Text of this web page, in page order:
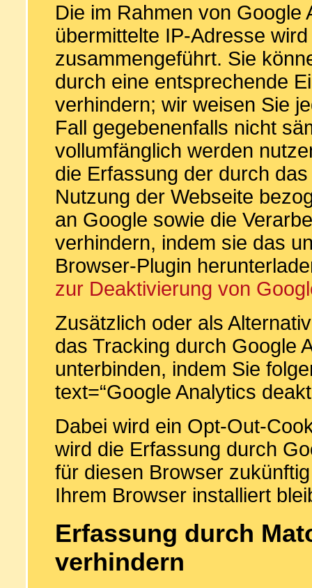
Die im Rahmen von
übermittelte IP-Adresse
zusammengeführt. Sie
durch eine entsprechende
verhindern; wir weisen Sie
Fall gegebenenfalls nicht
vollumfänglich werden
die Erfassung der durch
Nutzung der Webseite
an Google sowie die
verhindern, indem sie das
Browser-Plugin
zur Deaktivierung von
Zusätzlich oder als
das Tracking durch Google
unterbinden, indem Sie
text=“Google Analytics
Dabei wird ein Opt-Out-
wird die Erfassung durch
für diesen Browser
Ihrem Browser installiert
Erfassung durch
verhindern